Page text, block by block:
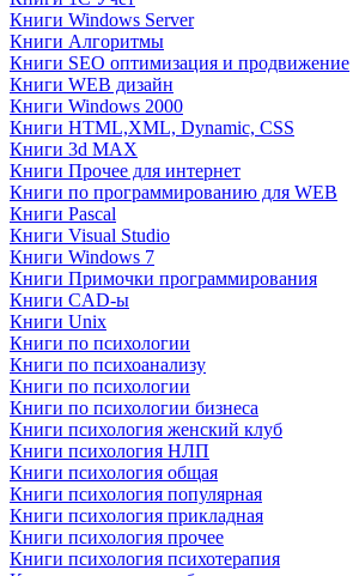
Книги Windows Server
Книги Алгоритмы
Книги SEO оптимизация и продвижение
Книги WEB дизайн
Книги Windows 2000
Книги HTML,XML, Dynamic, CSS
Книги 3d MAX
Книги Прочее для интернет
Книги по программированию для WEB
Книги Pascal
Книги Visual Studio
Книги Windows 7
Книги Примочки программирования
Книги CAD-ы
Книги Unix
Книги по психологии
Книги по психоанализу
Книги по психологии
Книги по психологии бизнеса
Книги психология женский клуб
Книги психология НЛП
Книги психология общая
Книги психология популярная
Книги психология прикладная
Книги психология прочее
Книги психология психотерапия